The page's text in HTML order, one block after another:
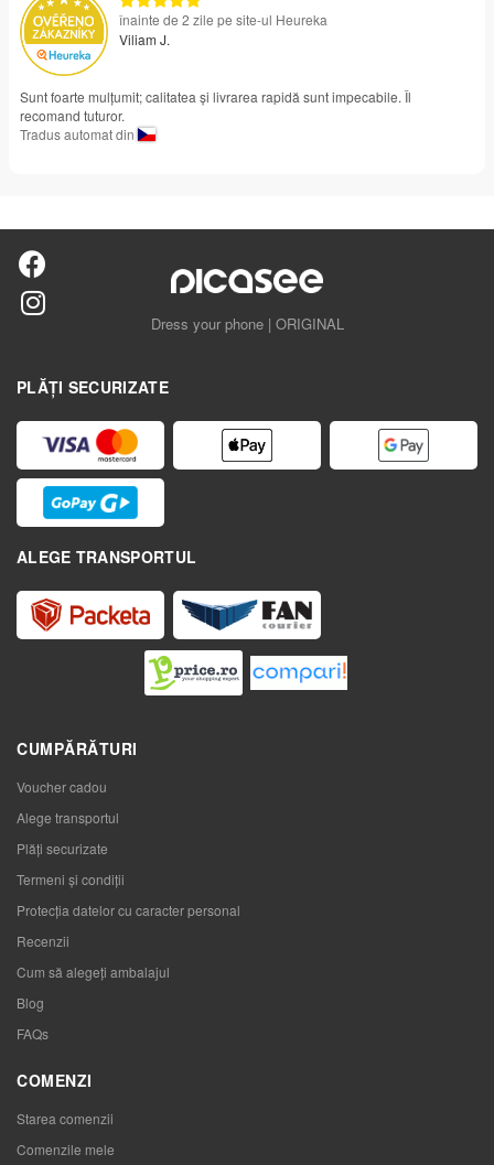
înainte de 2 zile pe site-ul Heureka
Viliam J.
Sunt foarte mulțumit; calitatea și livrarea rapidă sunt impecabile. Îl
recomand tuturor.
Tradus automat din
Dress your phone | ORIGINAL
PLĂȚI SECURIZATE
ALEGE TRANSPORTUL
CUMPĂRĂTURI
Voucher cadou
Alege transportul
Plăți securizate
Termeni și condiții
Protecția datelor cu caracter personal
Recenzii
Cum să alegeţi ambalajul
Blog
FAQs
COMENZI
Starea comenzii
Comenzile mele